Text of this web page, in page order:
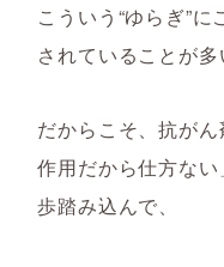
こういう“ゆらぎ”
されていることが多
だからこそ、抗が
作用だから仕方な
歩踏み込んで、